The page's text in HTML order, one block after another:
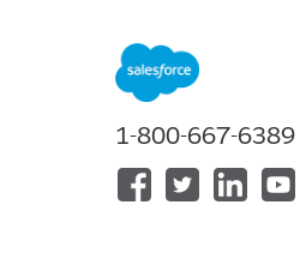
1-800-667-6389